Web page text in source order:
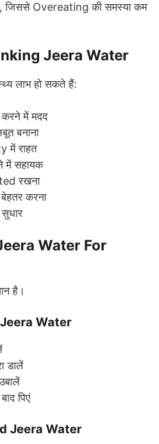
जिससे Overeating की समस्या कम
Jeera Water
लाभ हो सकते हैं:
में मदद
बनाना
में राहत
में सहायक
रखना
करना
Water For
है।
Water
डालें
पिएं
Jeera Water